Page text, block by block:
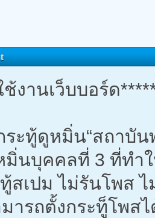
งานเว็บบอร์ด
ระทู้ดูหมิ่น“สถาบั
มิ่นบุคคลที่ 3 ที่ทำ
สเปม ไม่รันโพส
ารถตั้งกระทู็โพส